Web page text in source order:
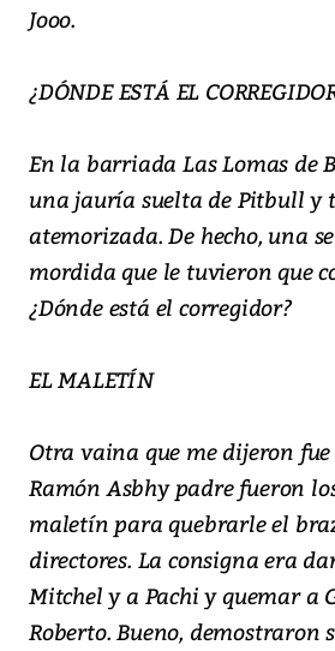
Jooo.
¿DÓNDE ESTÁ EL
En la barriada Las Lomas de
una jauría suelta de Pitbull y
atemorizada. De hecho, una
mordida que le tuvieron que
¿Dónde está el corregidor?
EL MALETÍN
Otra vaina que me dijeron
Ramón Asbhy padre fueron
maletín para quebrarle el
directores. La consigna era
Mitchel y a Pachi y quemar a
Roberto. Bueno, demostraron